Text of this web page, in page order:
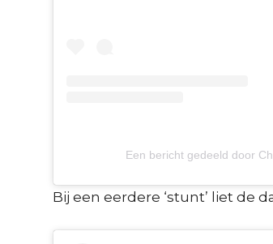
Een bericht gedeeld door
Bij een eerdere ‘stunt’ liet de